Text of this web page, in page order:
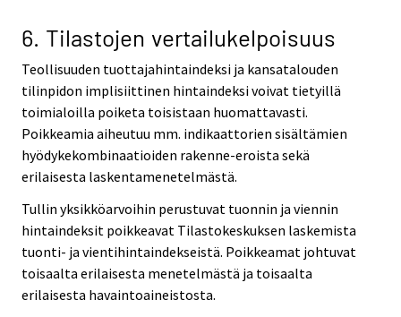
6. Tilastojen vertailukelpoisuus
Teollisuuden tuottajahintaindeksi ja kansatalouden
tilinpidon implisiittinen hintaindeksi voivat tietyillä
toimialoilla poiketa toisistaan huomattavasti.
Poikkeamia aiheutuu mm. indikaattorien sisältämien
hyödykekombinaatioiden rakenne-eroista sekä
erilaisesta laskentamenetelmästä.
Tullin yksikköarvoihin perustuvat tuonnin ja viennin
hintaindeksit poikkeavat Tilastokeskuksen laskemista
tuonti- ja vientihintaindekseistä. Poikkeamat johtuvat
toisaalta erilaisesta menetelmästä ja toisaalta
erilaisesta havaintoaineistosta.